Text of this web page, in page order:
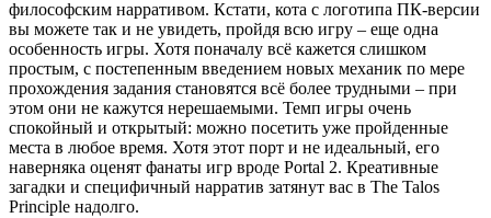
философским нарративом. Кстати, кота с логотипа ПК-версии
вы можете так и не увидеть, пройдя всю игру – еще одна
особенность игры. Хотя поначалу всё кажется слишком
простым, с постепенным введением новых механик по мере
прохождения задания становятся всё более трудными – при
этом они не кажутся нерешаемыми. Темп игры очень
спокойный и открытый: можно посетить уже пройденные
места в любое время. Хотя этот порт и не идеальный, его
наверняка оценят фанаты игр вроде Portal 2. Креативные
загадки и специфичный нарратив затянут вас в The Talos
Principle надолго.